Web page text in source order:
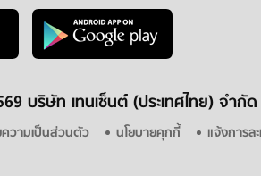
บริษัท เทนเซ็นต์ (ประเทศไทย) จำกัด
วามเป็นส่วนตัว นโยบายคุกกี้ แจ้งการล